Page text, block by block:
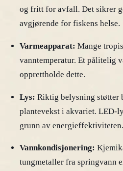
og fritt for avfall. Det sikrer
avgjørende for fiskens helse.
Varmeapparat: Mange
vanntemperatur. Et pålitelig
opprettholde dette.
Lys: Riktig belysning støtter
plantevekst i akvariet. LED-
grunn av energieffektiviteten.
Vannkondisjonering:
tungmetaller fra springvann